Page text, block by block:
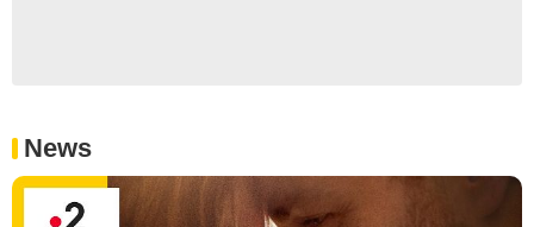
News